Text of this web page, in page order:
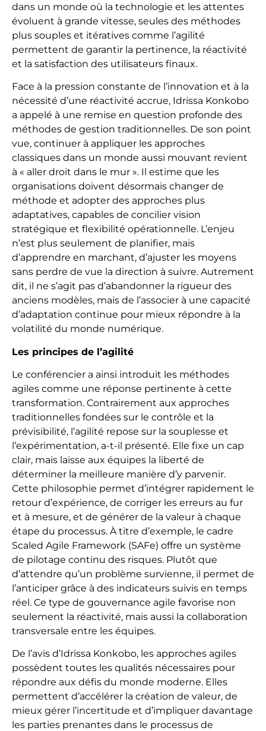
dans un monde où la technologie et les attentes
évoluent à grande vitesse, seules des méthodes
plus souples et itératives comme l’agilité
permettent de garantir la pertinence, la réactivité
et la satisfaction des utilisateurs finaux.
Face à la pression constante de l’innovation et à la
nécessité d’une réactivité accrue, Idrissa Konkobo
a appelé à une remise en question profonde des
méthodes de gestion traditionnelles. De son point
vue, continuer à appliquer les approches
classiques dans un monde aussi mouvant revient
à « aller droit dans le mur ». Il estime que les
organisations doivent désormais changer de
méthode et adopter des approches plus
adaptatives, capables de concilier vision
stratégique et flexibilité opérationnelle. L’enjeu
n’est plus seulement de planifier, mais
d’apprendre en marchant, d’ajuster les moyens
sans perdre de vue la direction à suivre. Autrement
dit, il ne s’agit pas d’abandonner la rigueur des
anciens modèles, mais de l’associer à une capacité
d’adaptation continue pour mieux répondre à la
volatilité du monde numérique.
Les principes de l’agilité
Le conférencier a ainsi introduit les méthodes
agiles comme une réponse pertinente à cette
transformation. Contrairement aux approches
traditionnelles fondées sur le contrôle et la
prévisibilité, l’agilité repose sur la souplesse et
l’expérimentation, a-t-il présenté. Elle fixe un cap
clair, mais laisse aux équipes la liberté de
déterminer la meilleure manière d’y parvenir.
Cette philosophie permet d’intégrer rapidement le
retour d’expérience, de corriger les erreurs au fur
et à mesure, et de générer de la valeur à chaque
étape du processus. À titre d’exemple, le cadre
Scaled Agile Framework (SAFe) offre un système
de pilotage continu des risques. Plutôt que
d’attendre qu’un problème survienne, il permet de
l’anticiper grâce à des indicateurs suivis en temps
réel. Ce type de gouvernance agile favorise non
seulement la réactivité, mais aussi la collaboration
transversale entre les équipes.
De l’avis d’Idrissa Konkobo, les approches agiles
possèdent toutes les qualités nécessaires pour
répondre aux défis du monde moderne. Elles
permettent d’accélérer la création de valeur, de
mieux gérer l’incertitude et d’impliquer davantage
les parties prenantes dans le processus de